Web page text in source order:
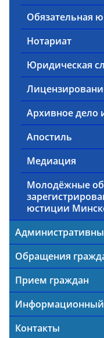
Обязательная
Нотариат
Юридическая
Архивное дело
Апостиль
Медиация
Молодёжные
юстиции
Обращения
Прием граждан
Информационный
Контакты